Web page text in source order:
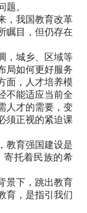
。
，我国教育改革
瞩目，但仍存在
，城乡、区域等
局如何更好服务
面，人才培养模
不能适应当前全
人才的需要，变
须正视的紧迫课
教育强国建设是
寄托着民族的希
景下，跳出教育
育，是指引我们